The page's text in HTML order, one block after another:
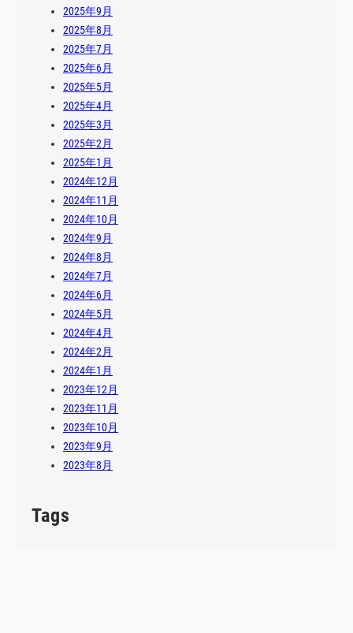
2025年9月
2025年8月
2025年7月
2025年6月
2025年5月
2025年4月
2025年3月
2025年2月
2025年1月
2024年12月
2024年11月
2024年10月
2024年9月
2024年8月
2024年7月
2024年6月
2024年5月
2024年4月
2024年2月
2024年1月
2023年12月
2023年11月
2023年10月
2023年9月
2023年8月
Tags